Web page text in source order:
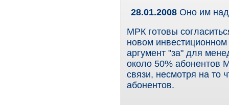
28.01.2008 Оно им
МРК готовы
новом
аргумент "за" для
около 50% абонентов
связи, несмотря на то
абонентов.